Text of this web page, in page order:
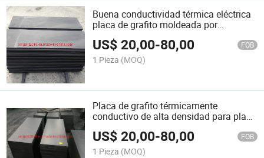
Buena conductividad térmica eléctrica
placa de grafito moldeada por
inyección
US$20,00-80,00 FOB
1 Pieza (MOQ)
Placa de grafito térmicamente
conductivo de alta densidad para placa
de ánodo en electrólisis
US$20,00-80,00 FOB
1 Pieza (MOQ)